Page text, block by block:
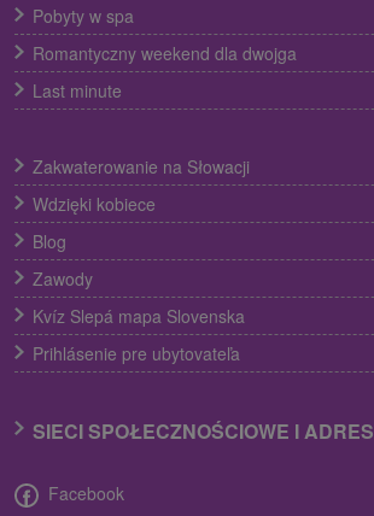
Pobyty w spa
Romantyczny weekend dla dwojga
Last minute
Zakwaterowanie na Słowacji
Wdzięki kobiece
Blog
Zawody
Kvíz Slepá mapa Slovenska
Prihlásenie pre ubytovateľa
SIECI SPOŁECZNOŚCIOWE I ADRES
Facebook